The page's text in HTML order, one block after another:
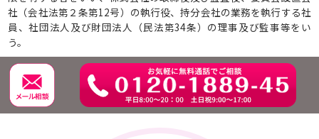
社（会社法第２条第12号）の執行役、持分会社の業務を執行する社
員、社団法人及び財団法人（民法第34条）の理事及び監事等をい
う。